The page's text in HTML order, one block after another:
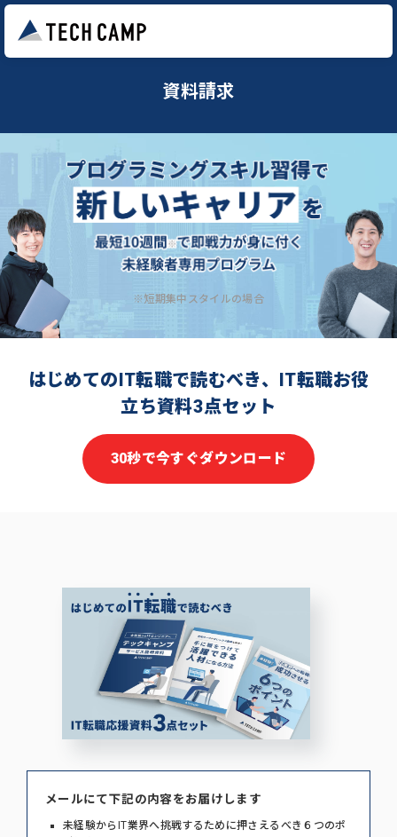
資料請求
※短期集中スタイルの場合
はじめてのIT転職で読むべき、IT転職お役
立ち資料3点セット
30秒で今すぐダウンロード
メールにて下記の内容をお届けします
未経験からIT業界へ挑戦するために押さえるべき６つのポ